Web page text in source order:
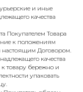
и иные
качества
Покупателем Товара
к положениям
настоящим Договором.
качества
товару бережно и
упаковать